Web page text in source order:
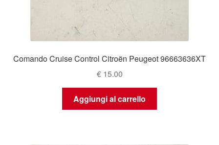
Comando Cruise Control Citroën Peugeot 96663636XT
€15.00
Aggiungi al carrello